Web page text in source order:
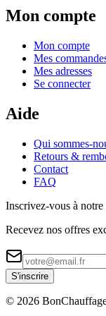
Mon compte
Mon compte
Mes
Mes adresses
Se connecter
Aide
Qui sommes-
Retours &
Contact
FAQ
Inscrivez-vous à notre
Recevez nos offres
S'inscrire
© 2026